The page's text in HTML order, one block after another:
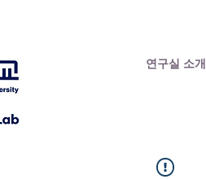
연구실 소개